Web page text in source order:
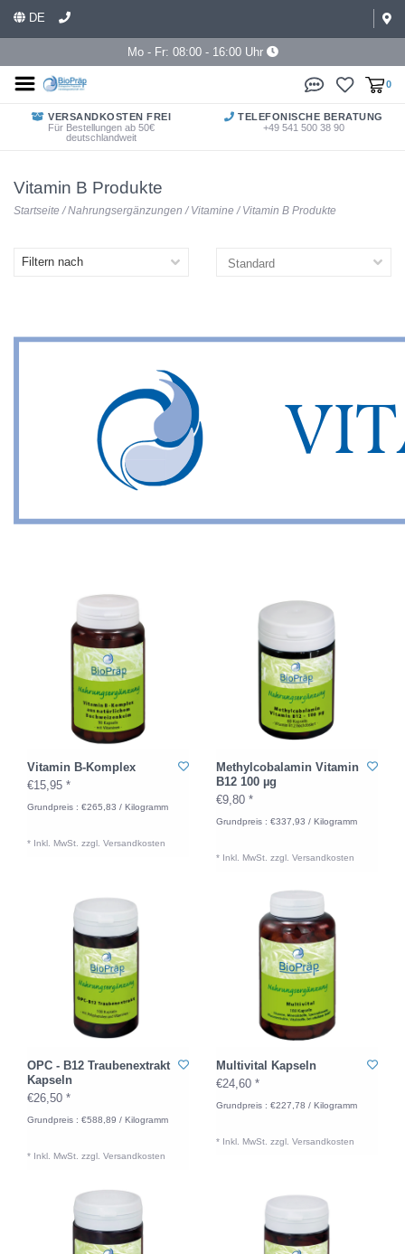
DE
Mo - Fr: 08:00 - 16:00 Uhr
0
VERSANDKOSTEN FREI
Für Bestellungen ab 50€
deutschlandweit
TELEFONISCHE BERATUNG
+49 541 500 38 90
Vitamin B Produkte
Startseite/Nahrungsergänzungen / Vitamine/ Vitamin B Produkte
Filtern nach
Vitamin B-Komplex
€15,95 *
Grundpreis : €265,83 / Kilogramm
* Inkl. MwSt. zzgl. Versandkosten
Methylcobalamin Vitamin
B12 100 µg
€9,80 *
Grundpreis : €337,93 / Kilogramm
* Inkl. MwSt. zzgl. Versandkosten
OPC - B12 Traubenextrakt
Kapseln
€26,50 *
Grundpreis : €588,89 / Kilogramm
* Inkl. MwSt. zzgl. Versandkosten
Multivital Kapseln
€24,60 *
Grundpreis : €227,78 / Kilogramm
* Inkl. MwSt. zzgl. Versandkosten